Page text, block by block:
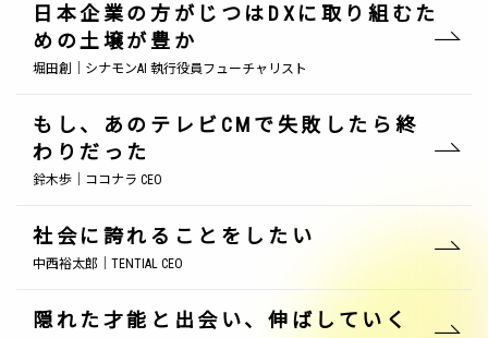
日本企業の方がじつはDXに取り組むた
めの土壌が豊か
堀田創｜シナモンAI 執行役員フューチャリスト
もし、あのテレビCMで失敗したら終
わりだった
鈴木歩｜ココナラ CEO
社会に誇れることをしたい
中西裕太郎｜TENTIAL CEO
隠れた才能と出会い、伸ばしていく